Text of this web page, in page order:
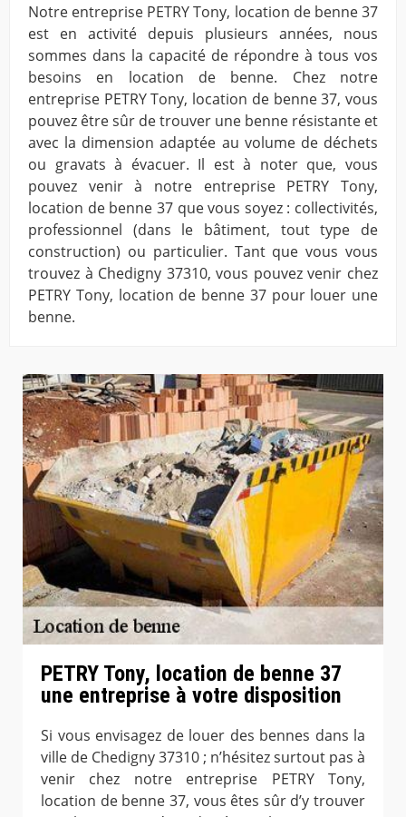
Notre entreprise PETRY Tony, location de benne 37
est en activité depuis plusieurs années, nous
sommes dans la capacité de répondre à tous vos
besoins en location de benne. Chez notre
entreprise PETRY Tony, location de benne 37, vous
pouvez être sûr de trouver une benne résistante et
avec la dimension adaptée au volume de déchets
ou gravats à évacuer. Il est à noter que, vous
pouvez venir à notre entreprise PETRY Tony,
location de benne 37 que vous soyez : collectivités,
professionnel (dans le bâtiment, tout type de
construction) ou particulier. Tant que vous vous
trouvez à Chedigny 37310, vous pouvez venir chez
PETRY Tony, location de benne 37 pour louer une
benne.
PETRY Tony, location de benne 37
une entreprise à votre disposition
Si vous envisagez de louer des bennes dans la
ville de Chedigny 37310 ; n’hésitez surtout pas à
venir chez notre entreprise PETRY Tony,
location de benne 37, vous êtes sûr d’y trouver